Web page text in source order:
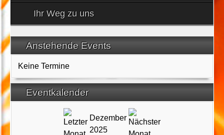
Ihr Weg zu uns
Anstehende Events
Keine Termine
Eventkalender
Dezember
2025